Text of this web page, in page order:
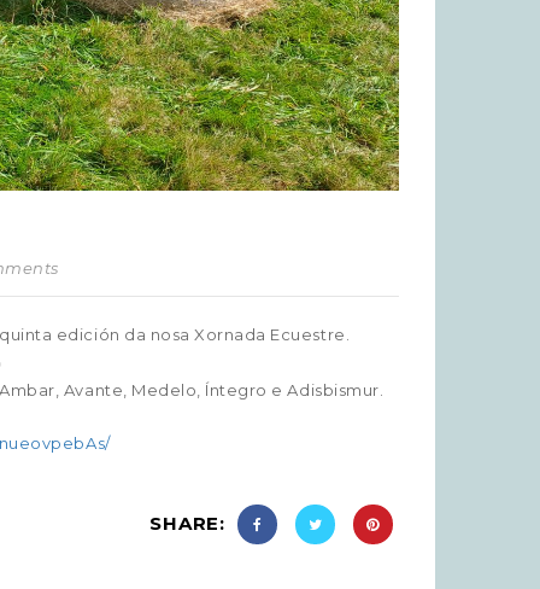
edición da nosa Xornada Ecuestre.
Avante, Medelo, Íntegro e Adisbismur.
SHARE: